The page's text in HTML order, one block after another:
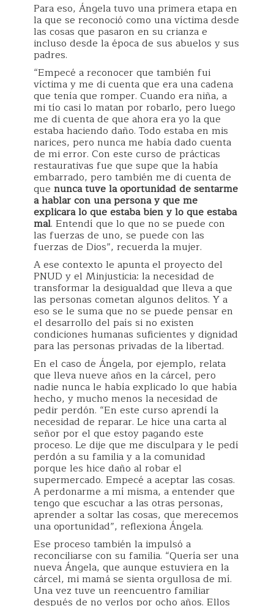
Para eso, Ángela tuvo una primera etapa en
la que se reconoció como una víctima desde
las cosas que pasaron en su crianza e
incluso desde la época de sus abuelos y sus
padres.
“Empecé a reconocer que también fui
víctima y me di cuenta que era una cadena
que tenía que romper. Cuando era niña, a
mi tío casi lo matan por robarlo, pero luego
me di cuenta de que ahora era yo la que
estaba haciendo daño. Todo estaba en mis
narices, pero nunca me había dado cuenta
de mi error. Con este curso de prácticas
restaurativas fue que supe que la había
embarrado, pero también me di cuenta de
que nunca tuve la oportunidad de sentarme
a hablar con una persona y que me
explicara lo que estaba bien y lo que estaba
mal. Entendí que lo que no se puede con
las fuerzas de uno, se puede con las
fuerzas de Dios”, recuerda la mujer.
A ese contexto le apunta el proyecto del
PNUD y el Minjusticia: la necesidad de
transformar la desigualdad que lleva a que
las personas cometan algunos delitos. Y a
eso se le suma que no se puede pensar en
el desarrollo del país si no existen
condiciones humanas suficientes y dignidad
para las personas privadas de la libertad.
En el caso de Ángela, por ejemplo, relata
que lleva nueve años en la cárcel, pero
nadie nunca le había explicado lo que había
hecho, y mucho menos la necesidad de
pedir perdón. “En este curso aprendí la
necesidad de reparar. Le hice una carta al
señor por el que estoy pagando este
proceso. Le dije que me disculpara y le pedí
perdón a su familia y a la comunidad
porque les hice daño al robar el
supermercado. Empecé a aceptar las cosas.
A perdonarme a mí misma, a entender que
tengo que escuchar a las otras personas,
aprender a soltar las cosas, que merecemos
una oportunidad”, reflexiona Ángela.
Ese proceso también la impulsó a
reconciliarse con su familia. “Quería ser una
nueva Ángela, que aunque estuviera en la
cárcel, mi mamá se sienta orgullosa de mí.
Una vez tuve un reencuentro familiar
después de no verlos por ocho años. Ellos